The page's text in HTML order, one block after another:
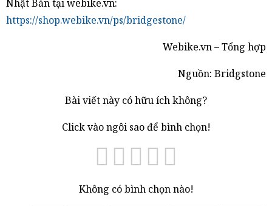
Nhật Bản tại webike.vn:
https://shop.webike.vn/ps/bridgestone/
Webike.vn – Tổng hợp
Nguồn: Bridgstone
Bài viết này có hữu ích không?
Click vào ngôi sao để bình chọn!
Không có bình chọn nào!